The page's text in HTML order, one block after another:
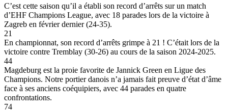
C’est cette saison qu’il a établi son record d’arrêts sur un match
d’EHF Champions League, avec 18 parades lors de la victoire à
Zagreb en février dernier (24-35).
21
En championnat, son record d’arrêts grimpe à 21 ! C’était lors de la
victoire contre Tremblay (30-26) au cours de la saison 2024-2025.
44
Magdeburg est la proie favorite de Jannick Green en Ligue des
Champions. Notre portier danois n’a jamais fait preuve d’état d’âme
face à ses anciens coéquipiers, avec 44 parades en quatre
confrontations.
74